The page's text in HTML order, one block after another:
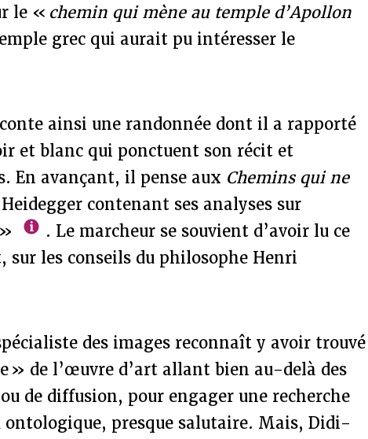
le « chemin qui mène au temple d’Apollon
grec qui aurait pu intéresser le
ainsi une randonnée dont il a rapporté
et blanc qui ponctuent son récit et
En avançant, il pense aux Chemins qui ne
contenant ses analyses sur
. Le marcheur se souvient d’avoir lu ce
les conseils du philosophe Henri
des images reconnaît y avoir trouvé
» de l’œuvre d’art allant bien au-delà des
de diffusion, pour engager une recherche
presque salutaire. Mais, Didi-